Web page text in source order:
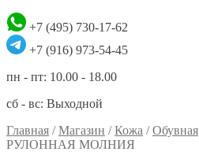
+7 (495) 730-17-62
+7 (916) 973-54-45
пн - пт: 10.00 - 18.00
сб - вс: Выходной
Главная /Магазин /Кожа /Обувная
РУЛОННАЯ МОЛНИЯ